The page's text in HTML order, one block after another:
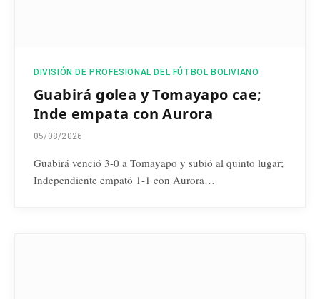
DIVISIÓN DE PROFESIONAL DEL FÚTBOL BOLIVIANO
Guabirá golea y Tomayapo cae;
Inde empata con Aurora
05/08/2026
Guabirá venció 3-0 a Tomayapo y subió al quinto lugar;
Independiente empató 1-1 con Aurora…